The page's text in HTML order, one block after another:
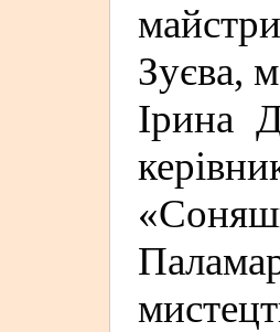
Зуєва,
Ірина